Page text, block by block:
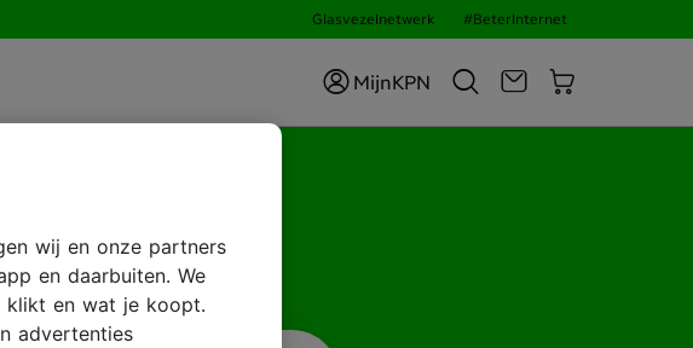
Glasvezelnetwerk #BeterInternet
MijnKPN
ID
wij en onze partners
en daarbuiten. We
klikt en wat je koopt.
advertenties